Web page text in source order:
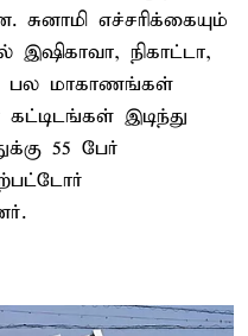
சுனாமி எச்சரிக்கையும்
இஷிகாவா, நிகாட்டா,
பல மாகாணங்கள்
இடிந்து
55 பேர்